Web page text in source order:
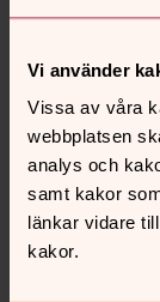
Vi använder
Vissa av våra
webbplatsen
analys och
samt kakor
länkar vidare
kakor.
Jag vet att
allt samverkar
ni har tagit
Jag önskar er
Katarina